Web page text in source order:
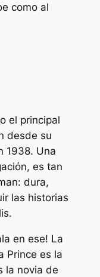
como al
el principal
desde su
1938. Una
es tan
dura,
las historias
en ese! La
Prince es la
la novia de